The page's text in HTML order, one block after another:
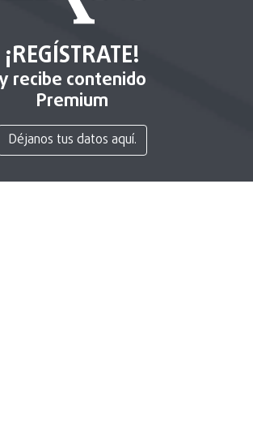
¡REGÍSTRATE!
recibe contenido
Premium
Déjanos tus datos aquí.